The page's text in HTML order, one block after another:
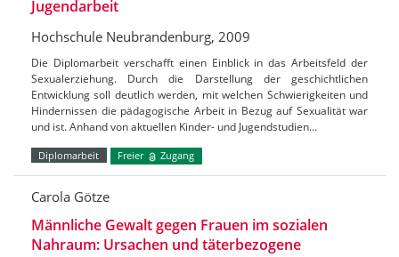
Jugendarbeit
Hochschule Neubrandenburg, 2009
Die Diplomarbeit verschafft einen Einblick in das Arbeitsfeld der
Sexualerziehung. Durch die Darstellung der geschichtlichen
Entwicklung soll deutlich werden, mit welchen Schwierigkeiten und
Hindernissen die pädagogische Arbeit in Bezug auf Sexualität war
und ist. Anhand von aktuellen Kinder- und Jugendstudien…
Diplomarbeit Freier Zugang
Carola Götze
Männliche Gewalt gegen Frauen im sozialen
Nahraum: Ursachen und täterbezogene